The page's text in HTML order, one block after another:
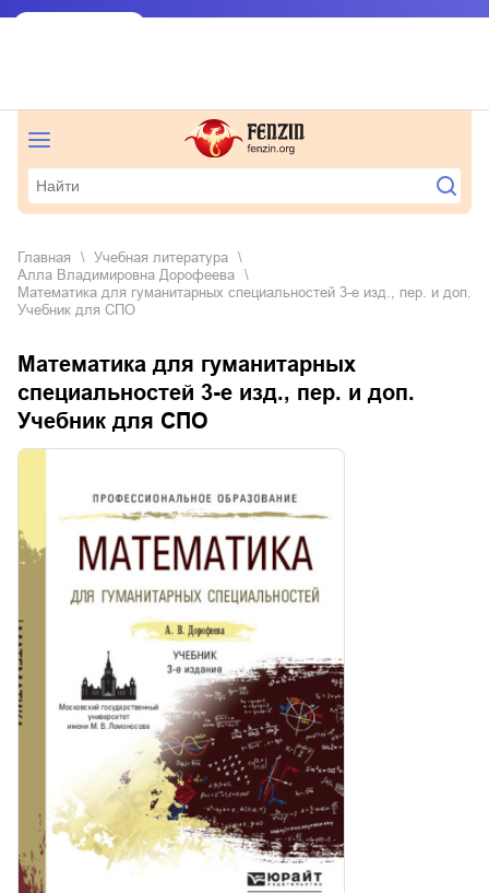
Главная
учебная литература
Алла Владимировна Дорофеева
Математика для гуманитарных специальностей 3-е изд., пер. и доп.
Учебник для СПО
Математика для гуманитарных
специальностей 3-е изд., пер. и доп.
Учебник для СПО